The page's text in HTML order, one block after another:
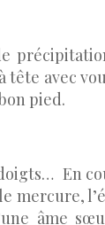
tête avec
pied.
En
mercure,
âme